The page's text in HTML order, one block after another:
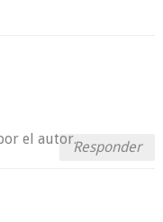
el autor.Responder